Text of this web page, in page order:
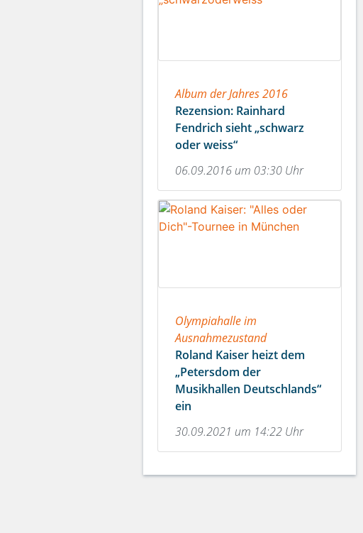
Album der Jahres 2016
Rezension: Rainhard
Fendrich sieht „schwarz
oder weiss“
06.09.2016 um 03:30 Uhr
Olympiahalle im
Ausnahmezustand
Roland Kaiser heizt dem
„Petersdom der
Musikhallen Deutschlands“
ein
30.09.2021 um 14:22 Uhr